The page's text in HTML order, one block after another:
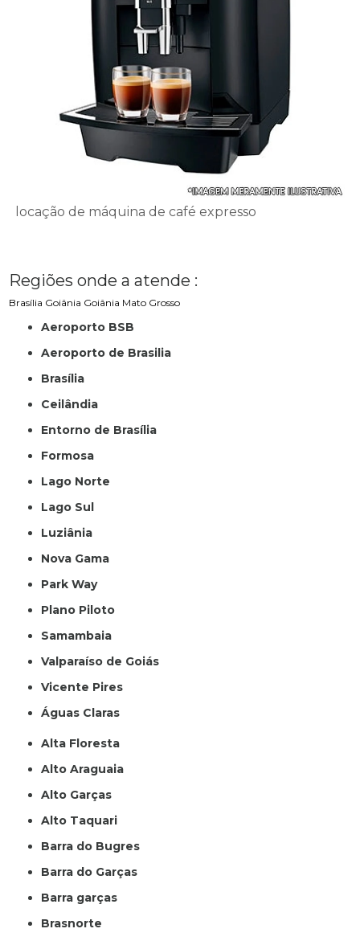
locação de máquina de café expresso
Regiões onde a atende :
Brasília Goiânia Goiânia Mato Grosso
Aeroporto BSB
Aeroporto de Brasilia
Brasília
Ceilândia
Entorno de Brasília
Formosa
Lago Norte
Lago Sul
Luziânia
Nova Gama
Park Way
Plano Piloto
Samambaia
Valparaíso de Goiás
Vicente Pires
Águas Claras
Alta Floresta
Alto Araguaia
Alto Garças
Alto Taquari
Barra do Bugres
Barra do Garças
Barra garças
Brasnorte